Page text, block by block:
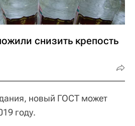
снизить крепость
новый ГОСТ может
году.